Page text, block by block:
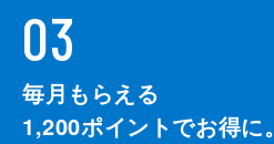
03
毎月もらえる
1,200ポイントでお得に。